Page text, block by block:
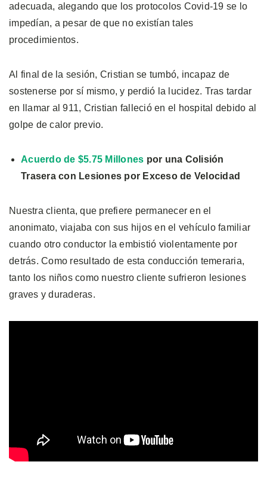
adecuada, alegando que los protocolos Covid-19 se lo
impedían, a pesar de que no existían tales
procedimientos.
Al final de la sesión, Cristian se tumbó, incapaz de
sostenerse por sí mismo, y perdió la lucidez. Tras tardar
en llamar al 911, Cristian falleció en el hospital debido al
golpe de calor previo.
Acuerdo de $5.75 Millones por una Colisión
Trasera con Lesiones por Exceso de Velocidad
Nuestra clienta, que prefiere permanecer en el
anonimato, viajaba con sus hijos en el vehículo familiar
cuando otro conductor la embistió violentamente por
detrás. Como resultado de esta conducción temeraria,
tanto los niños como nuestro cliente sufrieron lesiones
graves y duraderas.